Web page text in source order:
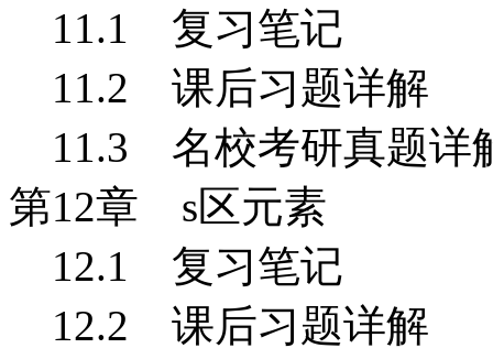
11.1
复习笔记
11.2 课后习题详解
11.3 名校考研真题详
第12章 s区元素
12.1
复习笔记
12.2 课后习题详解